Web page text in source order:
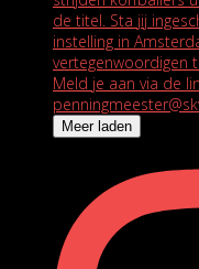
Meer laden